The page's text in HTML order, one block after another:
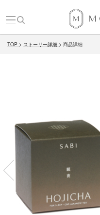
TOP ストーリー詳細 商品詳細